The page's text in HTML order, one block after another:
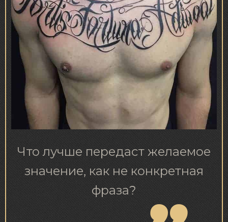
Что лучше передаст желаемое
значение, как не конкретная
фраза?